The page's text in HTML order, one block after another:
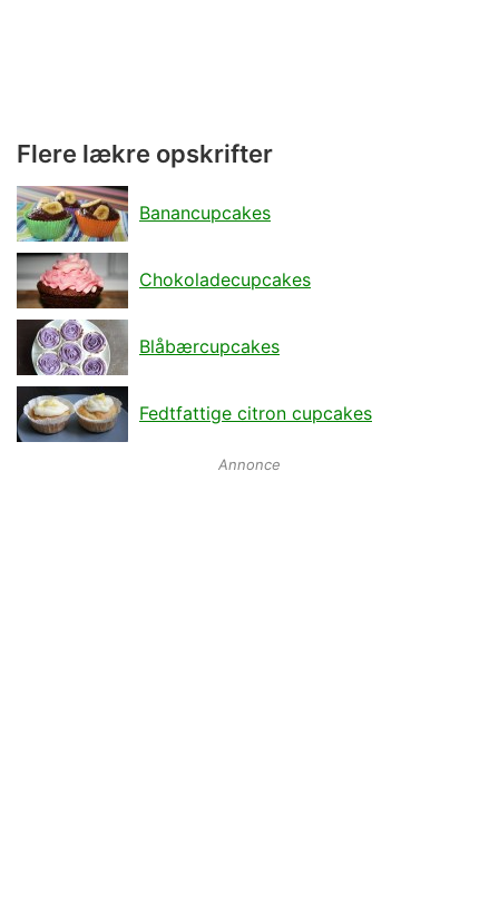
Flere lækre opskrifter
Banancupcakes
Chokoladecupcakes
Blåbærcupcakes
Fedtfattige citron cupcakes
Annonce